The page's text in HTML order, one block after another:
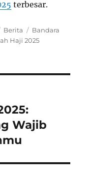
terbesar.
Categories
Berita Tags
Bandara
Haji 2025
Wajib